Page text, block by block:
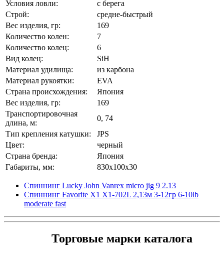
Условия ловли:
с берега
Строй:
средне-быстрый
Вес изделия, гр:
169
Количество колен:
7
Количество колец:
6
Вид колец:
SiH
Материал удилища:
из карбона
Материал рукоятки:
EVA
Страна происхождения:
Япония
Вес изделия, гр:
169
Транспортировочная
длина, м:
0, 74
Тип крепления катушки:
JPS
Цвет:
черный
Страна бренда:
Япония
Габариты, мм:
830x100x30
Спиннинг Lucky John Vanrex micro jig 9 2.13
Спиннинг Favorite X1 X1-702L 2,13м 3-12гр 6-10lb
moderate fast
Торговые марки каталога